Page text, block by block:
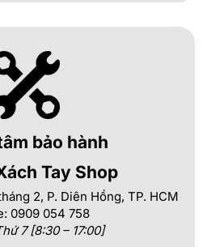
bảo hành
Tay Shop
2, P. Diên Hồng, TP. HCM
0909 054 758
7 [8:30 – 17:00]